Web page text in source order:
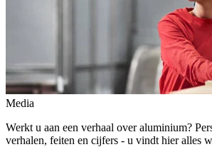
Media
Werkt u aan een verhaal over aluminium?
verhalen, feiten en cijfers - u vindt hier alles